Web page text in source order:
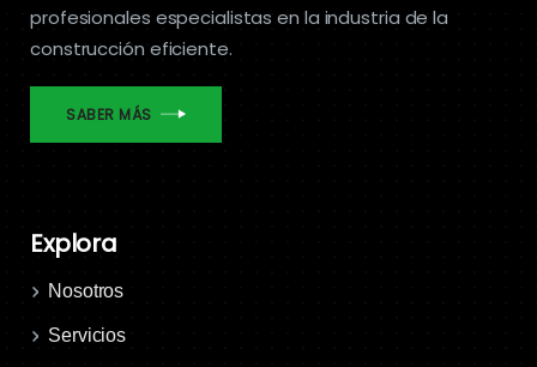
profesionales especialistas en la industria de la
construcción eficiente.
SABER MÁS
Explora
Nosotros
Servicios